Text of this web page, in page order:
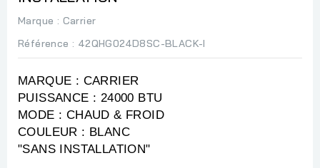
Marque : Carrier
Référence : 42QHG024D8SC-BLACK-I
MARQUE : CARRIER
PUISSANCE : 24000 BTU
MODE : CHAUD & FROID
COULEUR : BLANC
"SANS INSTALLATION"